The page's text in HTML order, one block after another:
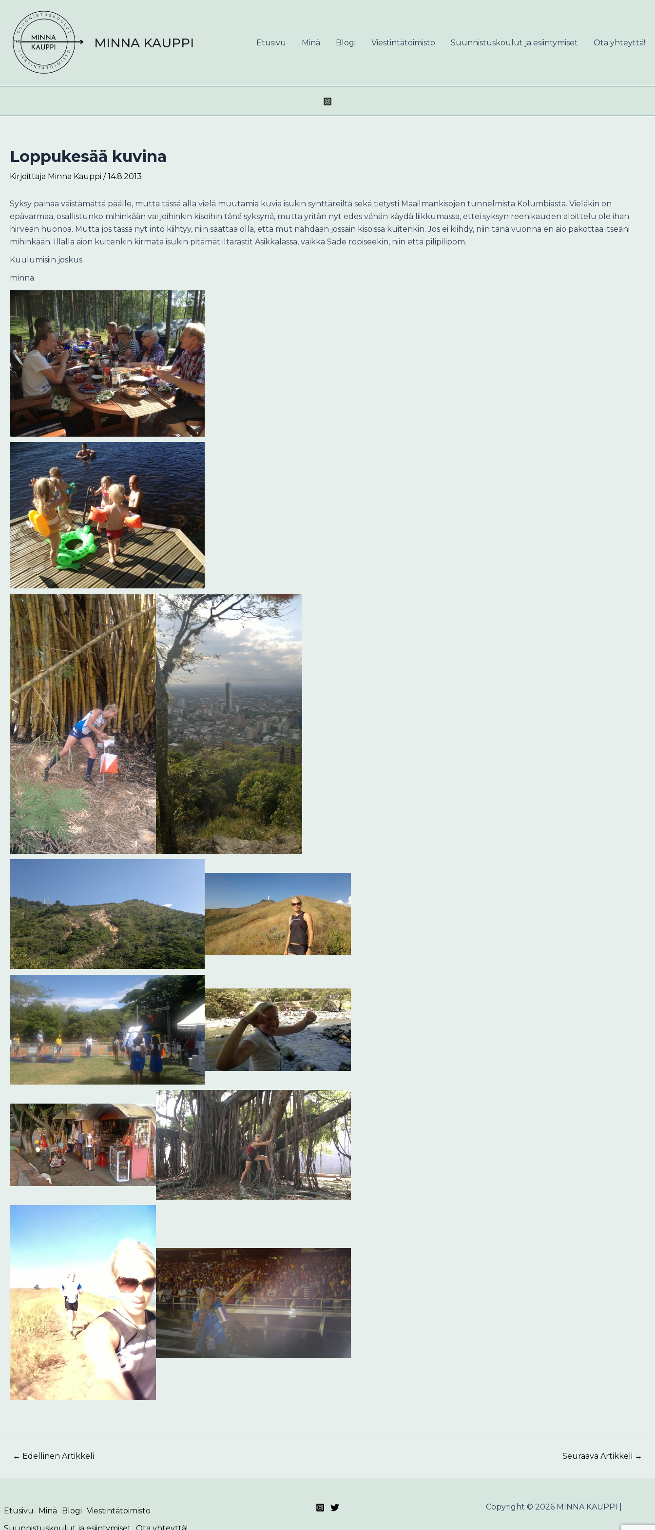
sisältöön
MINNA KAUPPI Etusivu Minä Blogi Viestintätoimisto Suunnistuskoulut ja esiintymiset Ota yhteyttä!
Loppukesää kuvina
Kirjoittaja Minna Kauppi /14.8.2013
Syksy painaa väistämättä päälle, mutta tässä alla vielä muutamia kuvia isukin synttäreiltä sekä tietysti Maailmankisojen tunnelmista Kolumbiasta. Vieläkin on
epävarmaa, osallistunko mihinkään vai joihinkin kisoihin tänä syksynä, mutta yritän nyt edes vähän käydä liikkumassa, ettei syksyn reenikauden aloittelu ole ihan
hirveän huonoa. Mutta jos tässä nyt into kiihtyy, niin saattaa olla, että mut nähdään jossain kisoissa kuitenkin. Jos ei kiihdy, niin tänä vuonna en aio pakottaa itseäni
mihinkään. Illalla aion kuitenkin kirmata isukin pitämät iltarastit Asikkalassa, vaikka Sade ropiseekin, niin että pilipilipom.
Kuulumisiin joskus.
minna
navigation
← Edellinen Artikkeli Seuraava Artikkeli →
Etusivu Minä Blogi Viestintätoimisto
Copyright © 2026 MINNA KAUPPI |